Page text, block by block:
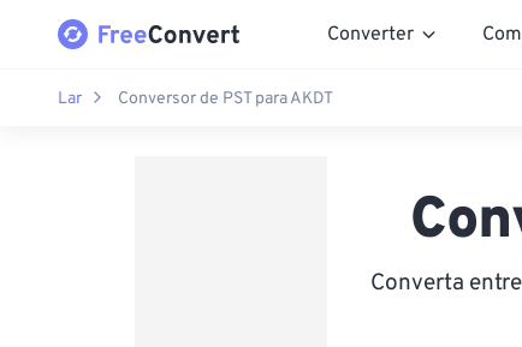
Converter
Lar Conversor de PST para AKDT
Converta